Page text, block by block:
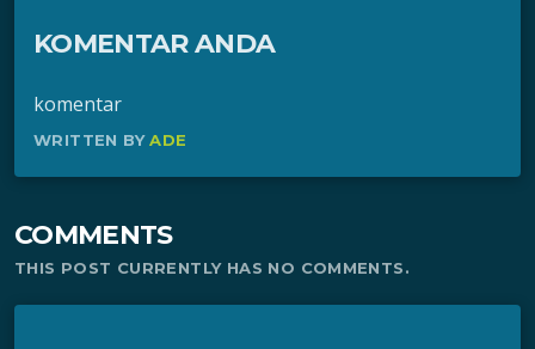
KOMENTAR ANDA
komentar
WRITTEN BYADE
COMMENTS
THIS POST CURRENTLY HAS NO COMMENTS.